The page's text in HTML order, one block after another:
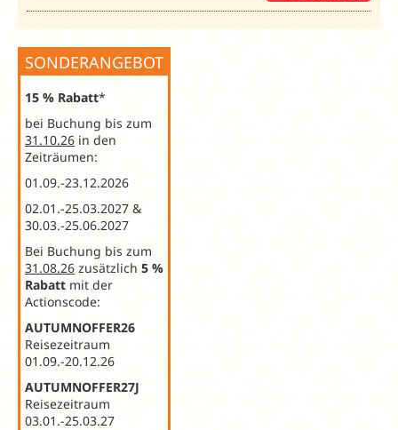
SONDERANGEBOT
15 % Rabatt*
bei Buchung bis zum
31.10.26 in den
Zeiträumen:
01.09.-23.12.2026
02.01.-25.03.2027 &
30.03.-25.06.2027
Bei Buchung bis zum
31.08.26 zusätzlich 5 %
Rabatt mit der
Actionscode:
AUTUMNOFFER26
Reisezeitraum
01.09.-20.12.26
AUTUMNOFFER27J
Reisezeitraum
03.01.-25.03.27